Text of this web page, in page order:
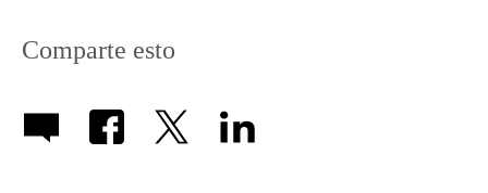
Comparte esto